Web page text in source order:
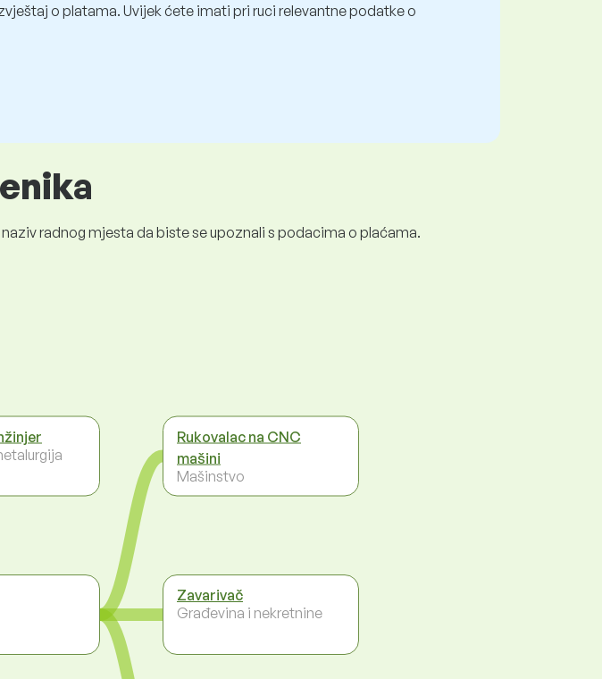
o platama. Uvijek ćete imati pri ruci relevantne podatke o
radnog mjesta da biste se upoznali s podacima o plaćama.
Rukovalac na CNC
mašini
Mašinstvo
Zavarivač
Građevina i nekretnine